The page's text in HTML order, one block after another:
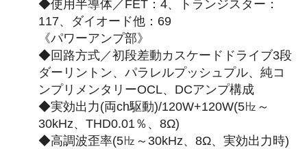
◆使用半導体／FET：4、トランジスター：
117、ダイオード他：69
《パワーアンプ部》
◆回路方式／初段差動カスケードドライブ3段
ダーリントン、パラレルプッシュプル、純コ
ンプリメンタリーOCL、DCアンプ構成
◆実効出力(両ch駆動)/120W+120W(5㎐～
30kHz、THD0.01％、8Ω)
◆高調波歪率(5㎐～30kHz、8Ω、実効出力時)